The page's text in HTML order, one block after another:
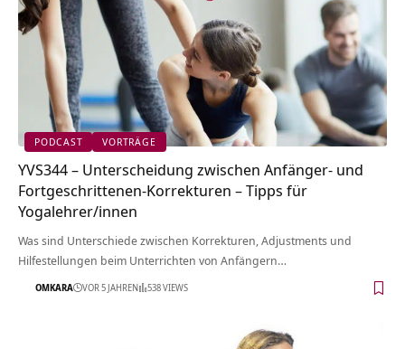
PODCAST VORTRÄGE
YVS344 – Unterscheidung zwischen Anfänger- und
Fortgeschrittenen-Korrekturen – Tipps für
Yogalehrer/innen
Was sind Unterschiede zwischen Korrekturen, Adjustments und
Hilfestellungen beim Unterrichten von Anfängern…
OMKARA VOR 5 JAHREN 538 VIEWS